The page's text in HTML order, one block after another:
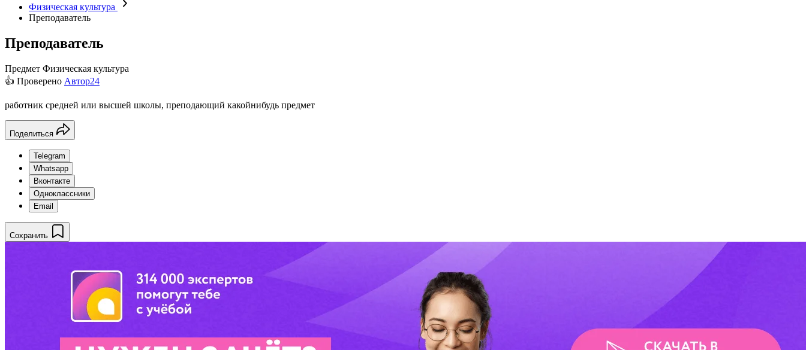
Физическая культура
Преподаватель
Преподаватель
Предмет Физическая культура
👍 Проверено Автор24
работник средней или высшей школы, преподающий какойнибудь предмет
Поделиться
Telegram
Whatsapp
Вконтакте
Одноклассники
Email
Сохранить